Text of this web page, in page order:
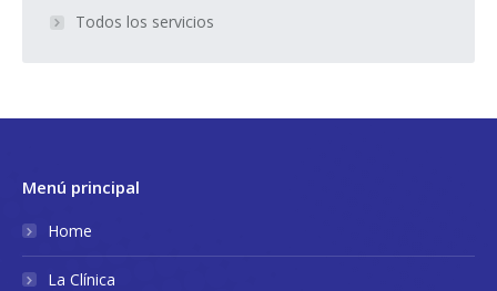
Todos los servicios
Menú principal
Home
La Clínica